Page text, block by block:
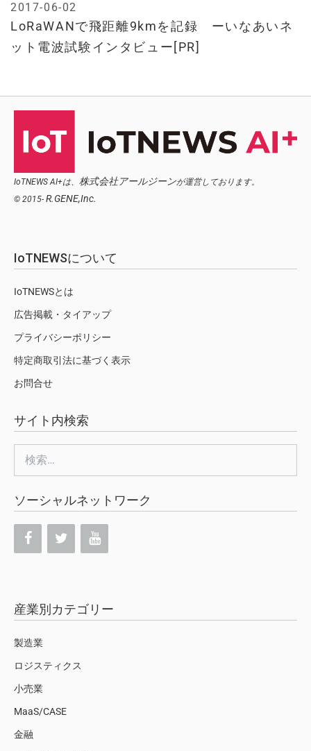
LoRaWANで飛距離9kmを記録 ーいなあいネ
ット電波試験インタビュー[PR]
2017-06-02
IoTNEWS AI+は、 株式会社アールジーンが運営しております。
© 2015- R.GENE,Inc.
IoTNEWSについて
IoTNEWSとは
広告掲載・タイアップ
プライバシーポリシー
特定商取引法に基づく表示
お問合せ
サイト内検索
索:
ソーシャルネットワーク
産業別カテゴリー
製造業
ロジスティクス
小売業
MaaS/CASE
金融